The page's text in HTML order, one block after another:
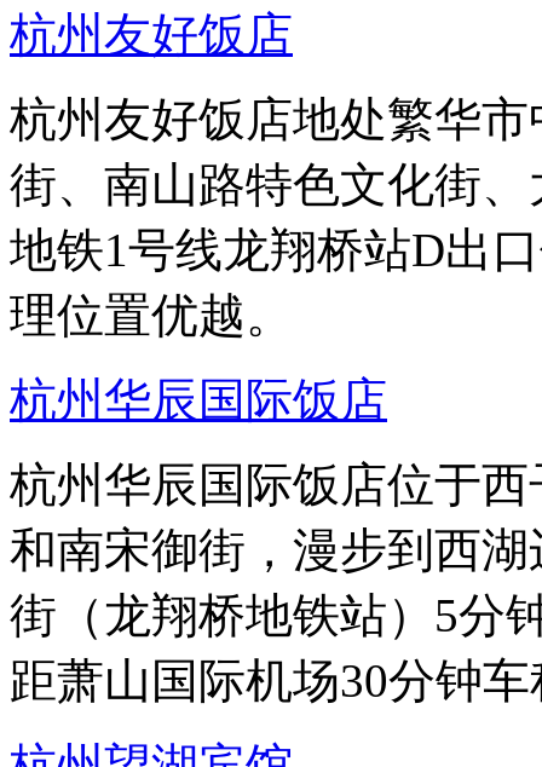
杭州友好饭店
杭州友好饭店地处繁华
街、南山路特色文化街
地铁1号线龙翔桥站D出
理位置优越。
杭州华辰国际饭店
杭州华辰国际饭店位于
和南宋御街，漫步到西
街（龙翔桥地铁站）5分
距萧山国际机场30分钟